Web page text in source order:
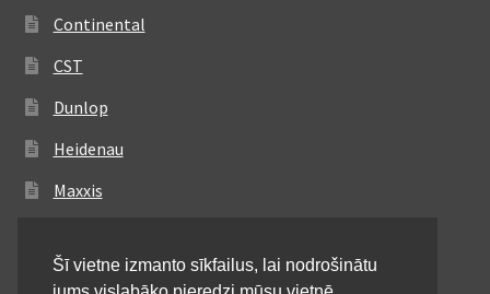
Continental
CST
Dunlop
Heidenau
Maxxis
Michelin
Šī vietne izmanto sīkfailus, lai nodrošinātu